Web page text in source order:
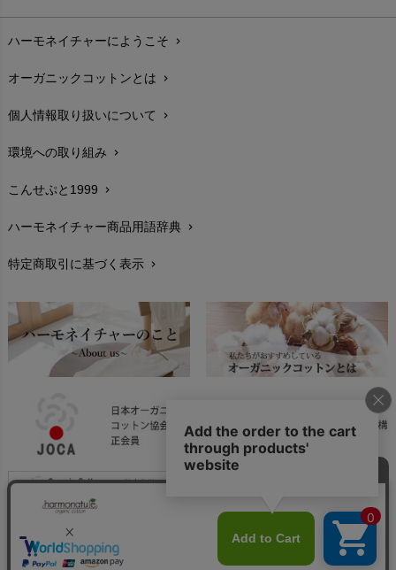
配送と送料chevron_right
在庫状況と発送予定chevron_right
サイズ・寸法chevron_right
生地・素材chevron_right
お手入れについて
レビューを書こうchevron_right
返品交換chevron_right
FAXでのご注文
お問い合わせchevron_right
ハーモネイチャーにようこそ chevron_right
オーガニックコットンとは chevron_right
個人情報取り扱いについて chevron_right
環境への取り組み chevron_right
こんせぷと1999 chevron_right
ハーモネイチャー商品用語辞典 chevron_right
特定商取引に基づく表示 chevron_right